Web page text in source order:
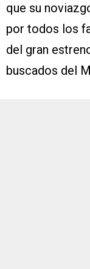
que su
por todos los
del gran
buscados del